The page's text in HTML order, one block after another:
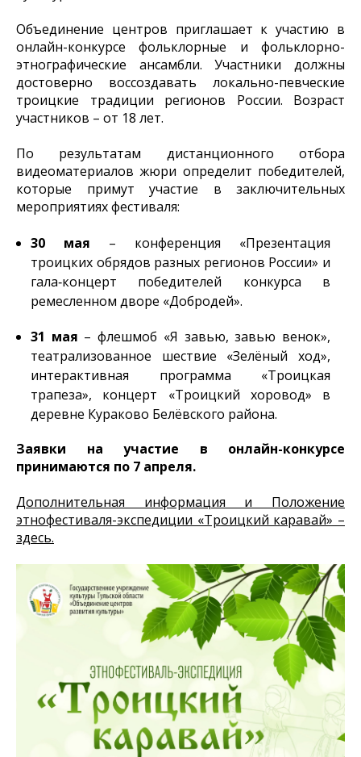
Объединение центров приглашает к участию в
онлайн-конкурсе фольклорные и фольклорно-
этнографические ансамбли. Участники должны
достоверно воссоздавать локально-певческие
троицкие традиции регионов России. Возраст
участников – от 18 лет.
По результатам дистанционного отбора
видеоматериалов жюри определит победителей,
которые примут участие в заключительных
мероприятиях фестиваля:
30 мая – конференция «Презентация
троицких обрядов разных регионов России» и
гала‑концерт победителей конкурса в
ремесленном дворе «Добродей».
31 мая – флешмоб «Я завью, завью венок»,
театрализованное шествие «Зелёный ход»,
интерактивная программа «Троицкая
трапеза», концерт «Троицкий хоровод» в
деревне Кураково Белёвского района.
Заявки на участие в онлайн-конкурсе
принимаются по 7 апреля.
Дополнительная информация и Положение
этнофестиваля-экспедиции «Троицкий каравай» –
здесь.